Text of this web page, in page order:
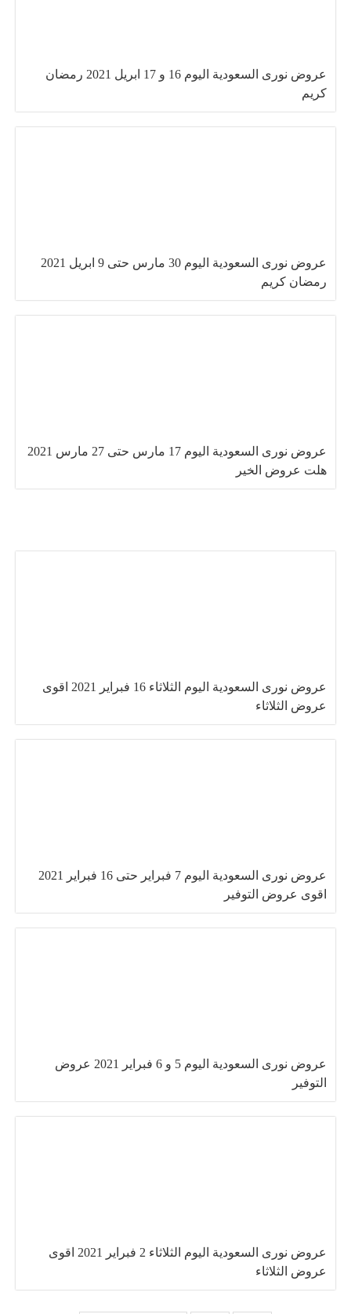
عروض نورى السعودية اليوم 16 و 17 ابريل 2021 رمضان
كريم
عروض نورى السعودية اليوم 30 مارس حتى 9 ابريل 2021
رمضان كريم
عروض نورى السعودية اليوم 17 مارس حتى 27 مارس 2021
هلت عروض الخير
عروض نورى السعودية اليوم الثلاثاء 16 فبراير 2021 اقوى
عروض الثلاثاء
عروض نورى السعودية اليوم 7 فبراير حتى 16 فبراير 2021
اقوى عروض التوفير
عروض نورى السعودية اليوم 5 و 6 فبراير 2021 عروض
التوفير
عروض نورى السعودية اليوم الثلاثاء 2 فبراير 2021 اقوى
عروض الثلاثاء